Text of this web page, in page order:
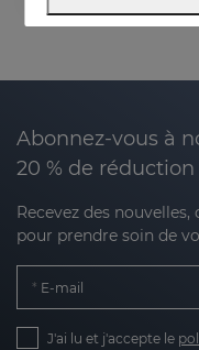
Abonnez-vous à
20 % de
Recevez des
pour prendre soin de
E-mail
J'ai lu et j'accepte le